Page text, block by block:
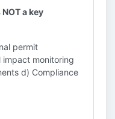
a key
permit
impact monitoring
d) Compliance